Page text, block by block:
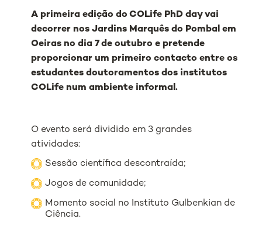
A primeira edição do COLife PhD dayvai
decorrer nos Jardins Marquês do Pombal em
Oeiras no dia 7 de outubro e pretende
proporcionar um primeiro contacto entre os
estudantes doutoramentos dos institutos
COLife num ambiente informal.
O evento será dividido em 3 grandes
atividades:
Sessão científica descontraída;
Jogos de comunidade;
Momento social no Instituto Gulbenkian de
Ciência.